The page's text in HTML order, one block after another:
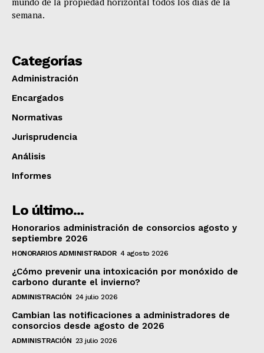
semana.
Categorías
Administración
Encargados
Normativas
Jurisprudencia
Análisis
Informes
Lo último...
Honorarios administración de consorcios agosto y
septiembre 2026
HONORARIOS ADMINISTRADOR 4 agosto 2026
¿Cómo prevenir una intoxicación por monóxido de
carbono durante el invierno?
ADMINISTRACIÓN 24 julio 2026
Cambian las notificaciones a administradores de
consorcios desde agosto de 2026
ADMINISTRACIÓN 23 julio 2026